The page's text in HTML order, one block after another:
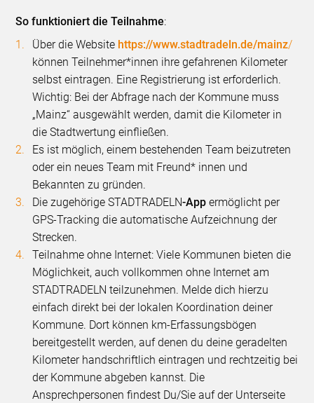
So funktioniert die Teilnahme:
Über die Website https://www.stadtradeln.de/mainz/
können Teilnehmer*innen ihre gefahrenen Kilometer
selbst eintragen. Eine Registrierung ist erforderlich.
Wichtig: Bei der Abfrage nach der Kommune muss
„Mainz“ ausgewählt werden, damit die Kilometer in
die Stadtwertung einfließen.
Es ist möglich, einem bestehenden Team beizutreten
oder ein neues Team mit Freund* innen und
Bekannten zu gründen.
Die zugehörige STADTRADELN-App ermöglicht per
GPS-Tracking die automatische Aufzeichnung der
Strecken.
Teilnahme ohne Internet: Viele Kommunen bieten die
Möglichkeit, auch vollkommen ohne Internet am
STADTRADELN teilzunehmen. Melde dich hierzu
einfach direkt bei der lokalen Koordination deiner
Kommune. Dort können km-Erfassungsbögen
bereitgestellt werden, auf denen du deine geradelten
Kilometer handschriftlich eintragen und rechtzeitig bei
der Kommune abgeben kannst. Die
Ansprechpersonen findest Du/Sie auf der Unterseite